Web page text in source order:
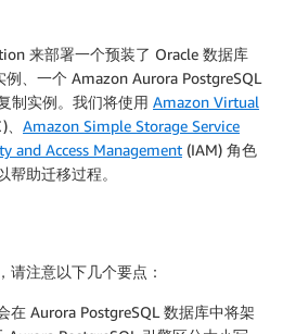
来部署一个预装了 Oracle 数据库
例、一个 Amazon Aurora PostgreSQL
制实例。我们将使用 Amazon Virtual
Amazon Simple Storage Service
and Access Management (IAM) 角色
助迁移过程。
请注意以下几个要点：
在 Aurora PostgreSQL 数据库中将架